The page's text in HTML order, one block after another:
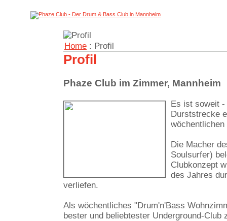
Home : Profil
Profil
Phaze Club im Zimmer, Mannheim
Es ist soweit -
Durststrecke
Die Macher
Soulsurfer)
Clubkonzept
des Jahres
verliefen.
Als wöchentliches "Drum'n'Bass
bester und beliebtester Underground-Club